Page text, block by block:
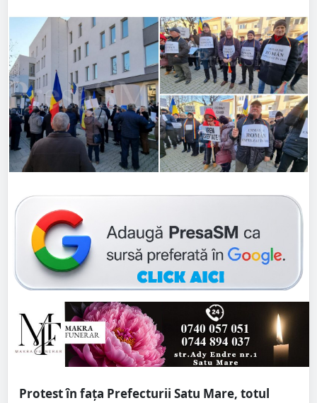
Protest în fața Prefecturii Satu Mare, totul